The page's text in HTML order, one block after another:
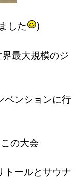
した )
最大規模のジ
ベンションに行
の大会
トールとサウナ